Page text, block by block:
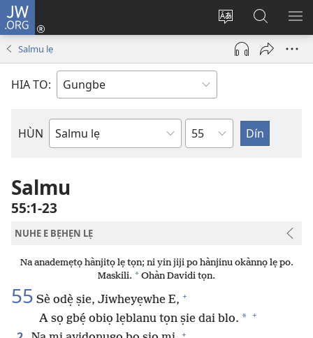
JW.ORG
Diọ
ogbè
nọtẹn
Hùn
Adà
Towe
(opens
new
Dín
to
JW.ORG
Salmu lẹ
HIA TO:
HÙN
Bible
Weta
Salmu
55:1-23
NUHE E BẸHẸN LẸ
Na anademẹtọ hànjitọ lẹ tọn; ni yin jiji po hànjinu okànnọ lẹ po.
Maskili. * Ohàn Davidi tọn.
55 Sè odẹ̀ ṣie, Jiwheyẹwhe E, +
A sọ gbẹ́ obiọ lẹblanu tọn ṣie dai blo. * +
+